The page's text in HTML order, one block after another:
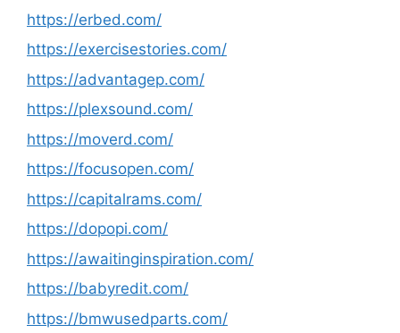
https://erbed.com/
https://exercisestories.com/
https://advantagep.com/
https://plexsound.com/
https://moverd.com/
https://focusopen.com/
https://capitalrams.com/
https://dopopi.com/
https://awaitinginspiration.com/
https://babyredit.com/
https://bmwusedparts.com/